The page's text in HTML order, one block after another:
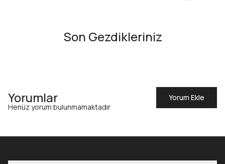
Son Gezdikleriniz
Yorumlar
Yorum Ekle
Henüz yorum bulunmamaktadır